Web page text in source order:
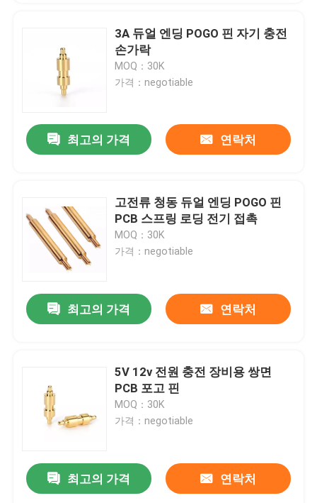
3A 듀얼 엔딩 POGO 핀 자기 충전
손가락
MOQ：30K
가격：negotiable
최고의 가격 연락처
고전류 청동 듀얼 엔딩 POGO 핀
PCB 스프링 로딩 전기 접촉
MOQ：30K
가격：negotiable
최고의 가격 연락처
5V 12v 전원 충전 장비용 쌍면
PCB 포고 핀
MOQ：30K
가격：negotiable
최고의 가격 연락처